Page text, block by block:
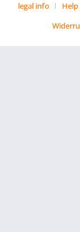
legal info